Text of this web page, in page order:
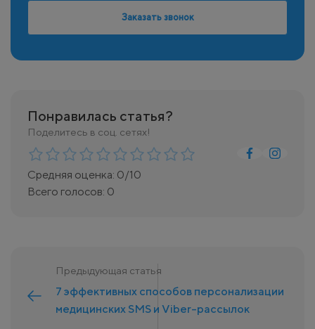
Заказать звонок
Понравилась статья?
Поделитесь в соц. сетях!
Средняя оценка: 0/10
Всего голосов: 0
Предыдующая статья
7 эффективных способов персонализации
медицинских SMS и Viber-рассылок